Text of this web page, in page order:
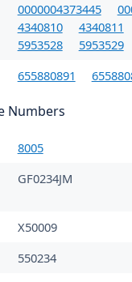
0000004373445
4340810
4340811
5953528
5953529
655880891
Numbers
8005
GF0234JM
X50009
550234